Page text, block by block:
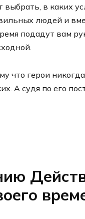
в каких
людей и
подадут вам
что герои
А судя по его